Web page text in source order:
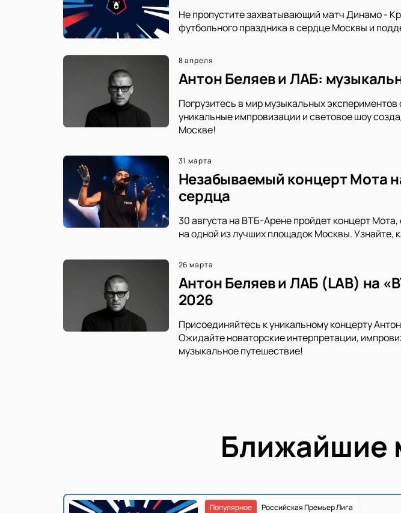
Не пропустите захватывающий матч Динамо -
футбольного праздника в сердце Москвы и
8 апреля
Антон Беляев и ЛАБ:
Погрузитесь в мир музыкальных
уникальные импровизации и световое шоу
Москве!
31 марта
Незабываемый концерт Мота
сердца
30 августа на ВТБ-Арене пройдет концерт
на одной из лучших площадок Москвы. Узнайте,
26 марта
Антон Беляев и ЛАБ (LAB) на
2026
Присоединяйтесь к уникальному концерту
Ожидайте новаторские интерпретации,
музыкальное путешествие!
Ближайшие
Российская Премьер Лига
Популярное